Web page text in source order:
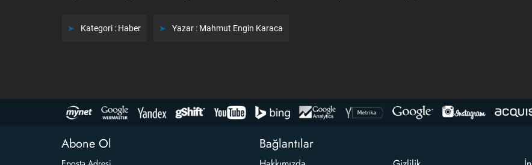
Kategori : Haber Yazar : Mahmut Engin Karaca
Abone Ol Bağlantılar